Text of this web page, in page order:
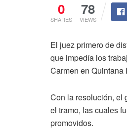
0
SHARES
78
VIEWS
El juez primero de
que impedía los
Carmen en Quintana
Con la resolución, el
el tramo, las cuales
promovidos.